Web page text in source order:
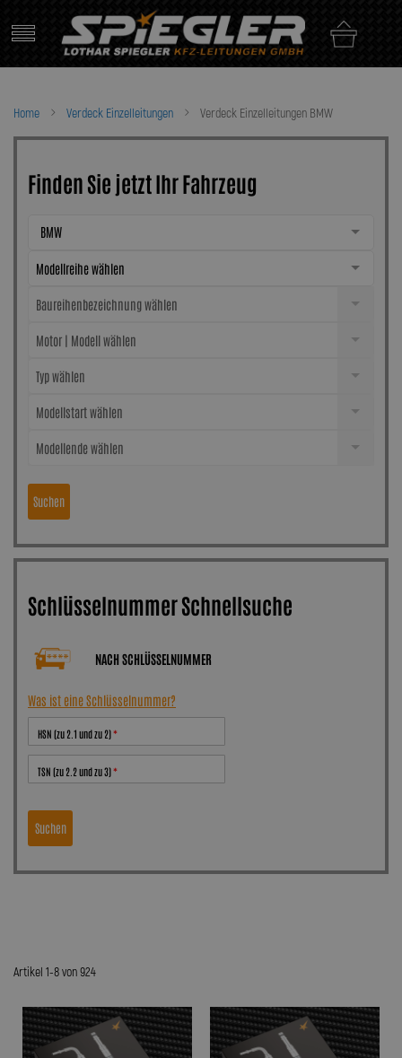
content
Home Verdeck Einzelleitungen Verdeck Einzelleitungen BMW
Finden Sie jetzt Ihr Fahrzeug
BMW
Modellreihe wählen
Baureihenbezeichnung wählen
Motor | Modell wählen
Typ wählen
Modellstart wählen
Modellende wählen
Suchen
Schlüsselnummer Schnellsuche
NACH SCHLÜSSELNUMMER
Was ist eine Schlüsselnummer?
HSN (zu 2.1 und zu 2)
TSN (zu 2.2 und zu 3)
Suchen
Artikel 1-8 von 924